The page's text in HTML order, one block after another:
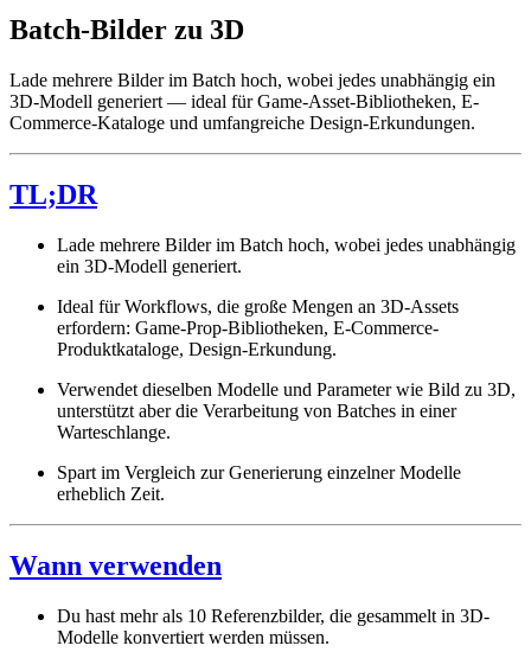
Batch-Bilder zu 3D
Lade mehrere Bilder im Batch hoch, wobei jedes unabhängig ein
3D-Modell generiert — ideal für Game-Asset-Bibliotheken, E-
Commerce-Kataloge und umfangreiche Design-Erkundungen.
TL;DR
Lade mehrere Bilder im Batch hoch, wobei jedes unabhängig
ein 3D-Modell generiert.
Ideal für Workflows, die große Mengen an 3D-Assets
erfordern: Game-Prop-Bibliotheken, E-Commerce-
Produktkataloge, Design-Erkundung.
Verwendet dieselben Modelle und Parameter wie Bild zu 3D,
unterstützt aber die Verarbeitung von Batches in einer
Warteschlange.
Spart im Vergleich zur Generierung einzelner Modelle
erheblich Zeit.
Wann verwenden
Du hast mehr als 10 Referenzbilder, die gesammelt in 3D-
Modelle konvertiert werden müssen.